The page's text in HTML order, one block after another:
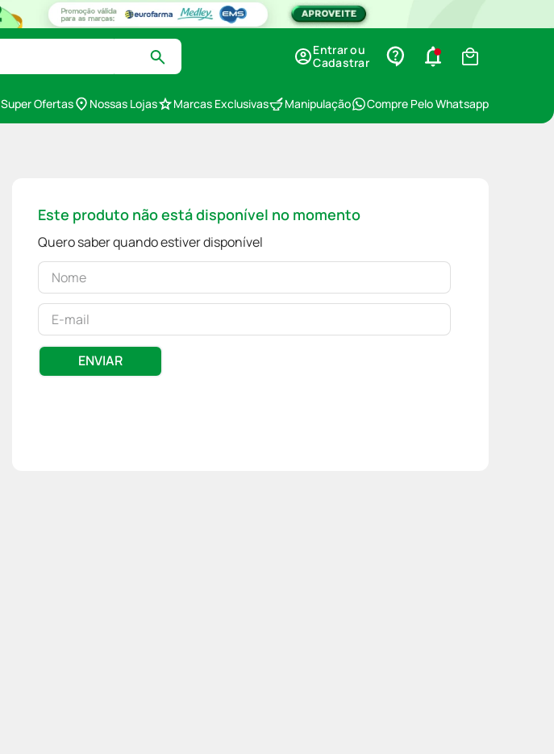
Entrar ou
Cadastrar
Super Ofertas Nossas Lojas Marcas Exclusivas Manipulação Compre Pelo Whatsapp
Este produto não está disponível no momento
Quero saber quando estiver disponível
ENVIAR